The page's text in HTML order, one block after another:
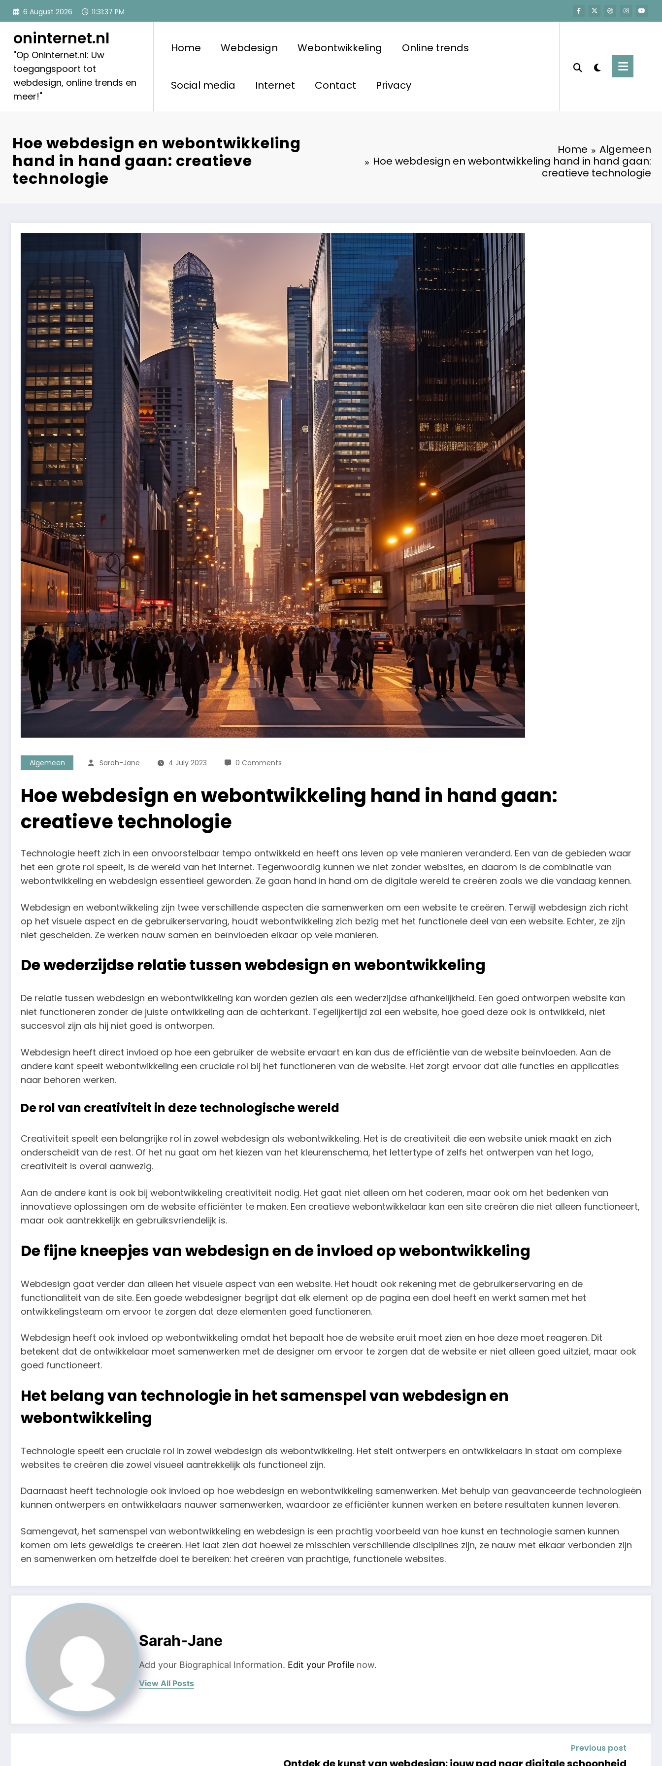
Skip
6 August 2026 11:31:38 PM
oninternet.nl
"Op Oninternet.nl: Uw
toegangspoort tot
webdesign, online trends en
meer!"
Home Webdesign Webontwikkeling Online trends
Social media Internet Contact Privacy
Hoe webdesign en webontwikkeling
hand in hand gaan: creatieve
technologie
Home
Algemeen
Hoe webdesign en webontwikkeling hand in hand gaan:
creatieve technologie
Algemeen Sarah-Jane 4 July 2023 0 Comments
Hoe webdesign en webontwikkeling hand in hand gaan:
creatieve technologie
Technologie heeft zich in een onvoorstelbaar tempo ontwikkeld en heeft ons leven op vele manieren veranderd. Een van de gebieden waar
het een grote rol speelt, is de wereld van het internet. Tegenwoordig kunnen we niet zonder websites, en daarom is de combinatie van
webontwikkeling en webdesign essentieel geworden. Ze gaan hand in hand om de digitale wereld te creëren zoals we die vandaag kennen.
Webdesign en webontwikkeling zijn twee verschillende aspecten die samenwerken om een website te creëren. Terwijl webdesign zich richt
op het visuele aspect en de gebruikerservaring, houdt webontwikkeling zich bezig met het functionele deel van een website. Echter, ze zijn
niet gescheiden. Ze werken nauw samen en beïnvloeden elkaar op vele manieren.
De wederzijdse relatie tussen webdesign en webontwikkeling
De relatie tussen webdesign en webontwikkeling kan worden gezien als een wederzijdse afhankelijkheid. Een goed ontworpen website kan
niet functioneren zonder de juiste ontwikkeling aan de achterkant. Tegelijkertijd zal een website, hoe goed deze ook is ontwikkeld, niet
succesvol zijn als hij niet goed is ontworpen.
Webdesign heeft direct invloed op hoe een gebruiker de website ervaart en kan dus de efficiëntie van de website beïnvloeden. Aan de
andere kant speelt webontwikkeling een cruciale rol bij het functioneren van de website. Het zorgt ervoor dat alle functies en applicaties
naar behoren werken.
De rol van creativiteit in deze technologische wereld
Creativiteit speelt een belangrijke rol in zowel webdesign als webontwikkeling. Het is de creativiteit die een website uniek maakt en zich
onderscheidt van de rest. Of het nu gaat om het kiezen van het kleurenschema, het lettertype of zelfs het ontwerpen van het logo,
creativiteit is overal aanwezig.
Aan de andere kant is ook bij webontwikkeling creativiteit nodig. Het gaat niet alleen om het coderen, maar ook om het bedenken van
innovatieve oplossingen om de website efficiënter te maken. Een creatieve webontwikkelaar kan een site creëren die niet alleen functioneert,
maar ook aantrekkelijk en gebruiksvriendelijk is.
De fijne kneepjes van webdesign en de invloed op webontwikkeling
Webdesign gaat verder dan alleen het visuele aspect van een website. Het houdt ook rekening met de gebruikerservaring en de
functionaliteit van de site. Een goede webdesigner begrijpt dat elk element op de pagina een doel heeft en werkt samen met het
ontwikkelingsteam om ervoor te zorgen dat deze elementen goed functioneren.
Webdesign heeft ook invloed op webontwikkeling omdat het bepaalt hoe de website eruit moet zien en hoe deze moet reageren. Dit
betekent dat de ontwikkelaar moet samenwerken met de designer om ervoor te zorgen dat de website er niet alleen goed uitziet, maar ook
goed functioneert.
Het belang van technologie in het samenspel van webdesign en
webontwikkeling
Technologie speelt een cruciale rol in zowel webdesign als webontwikkeling. Het stelt ontwerpers en ontwikkelaars in staat om complexe
websites te creëren die zowel visueel aantrekkelijk als functioneel zijn.
Daarnaast heeft technologie ook invloed op hoe webdesign en webontwikkeling samenwerken. Met behulp van geavanceerde technologieën
kunnen ontwerpers en ontwikkelaars nauwer samenwerken, waardoor ze efficiënter kunnen werken en betere resultaten kunnen leveren.
Samengevat, het samenspel van webontwikkeling en webdesign is een prachtig voorbeeld van hoe kunst en technologie samen kunnen
komen om iets geweldigs te creëren. Het laat zien dat hoewel ze misschien verschillende disciplines zijn, ze nauw met elkaar verbonden zijn
en samenwerken om hetzelfde doel te bereiken: het creëren van prachtige, functionele websites.
Sarah-Jane
Add your Biographical Information. Edit your Profile now.
View All Posts
Previous post